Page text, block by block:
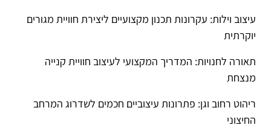
עיצוב וילות: עקרונות תכנון מקצועיים ליצירת חוויית מגורים
יוקרתית
תאורה לחנויות: המדריך המקצועי לעיצוב חוויית קנייה
מנצחת
ריהוט רחוב וגן: פתרונות עיצוביים חכמים לשדרוג המרחב
החיצוני